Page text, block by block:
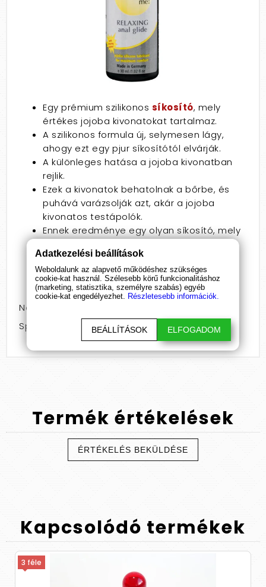
Egy prémium szilikonos síkosító, mely
értékes jojoba kivonatokat tartalmaz.
A szilikonos formula új, selymesen lágy,
ahogy ezt egy pjur síkosítótól elvárják.
A különleges hatása a jojoba kivonatban
rejlik.
Ezek a kivonatok behatolnak a bőrbe, és
puhává varázsolják azt, akár a jojoba
kivonatos testápolók.
Ennek eredménye egy olyan síkosító, mely
puha, bársonyos deszenzibilizáló hatás
nélkül.
Bőrgyógyászatilag tesztelt.
Nem: pároknak
Speciális jellemző: anál
Termék értékelések
ÉRTÉKELÉS BEKÜLDÉSE
Kapcsolódó termékek
3 féle
Adatkezelési beállítások
Weboldalunk az alapvető működéshez szükséges
cookie-kat használ. Szélesebb körű funkcionalitáshoz
(marketing, statisztika, személyre szabás) egyéb
cookie-kat engedélyezhet. Részletesebb információk.
BEÁLLÍTÁSOK ELFOGADOM